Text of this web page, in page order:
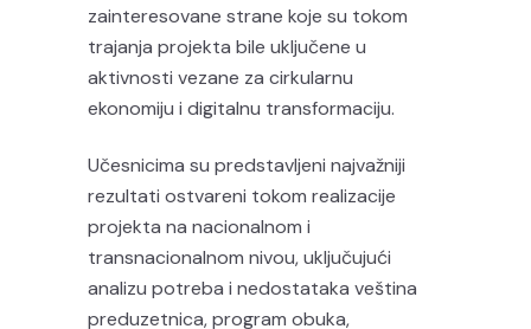
zainteresovane strane koje su tokom
trajanja projekta bile uključene u
aktivnosti vezane za cirkularnu
ekonomiju i digitalnu transformaciju.
Učesnicima su predstavljeni najvažniji
rezultati ostvareni tokom realizacije
projekta na nacionalnom i
transnacionalnom nivou, uključujući
analizu potreba i nedostataka veština
preduzetnica, program obuka,